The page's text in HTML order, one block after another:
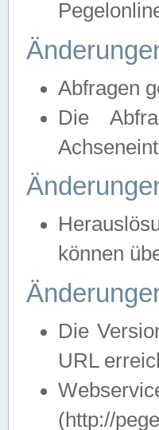
Abfragen
Die
können
Die
URL
(http://